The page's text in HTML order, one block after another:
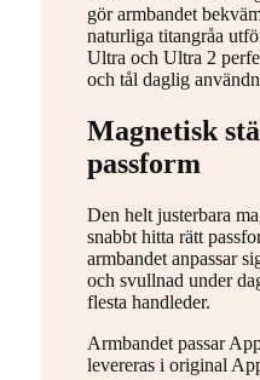
gör armbandet
naturliga titangråa
Ultra och Ultra 2
och tål daglig
Magnetisk
passform
Den helt justerbara
snabbt hitta rätt
armbandet anpassar
och svullnad under
flesta handleder.
Armbandet passar
levereras i original